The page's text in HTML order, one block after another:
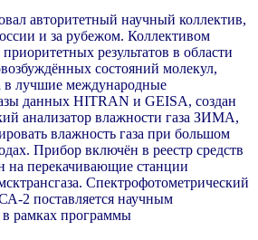
авторитетный научный коллектив,
и за рубежом. Коллективом
результатов в области
состояний молекул,
лучшие международные
данных HITRAN и GEISA, создан
анализатор влажности газа ЗИМА,
влажность газа при большом
Прибор включён в реестр средств
на перекачивающие станции
Спектрофотометрический
СА-2 поставляется научным
рамках программы